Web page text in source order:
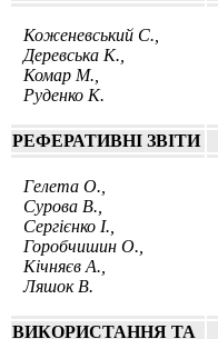
Коженевський С.,
Деревська К.,
Комар М.,
Руденко К.
РЕФЕРАТИВНI ЗВIТИ
Гелета О.,
Сурова В.,
Сергієнко І.,
Горобчишин О.,
Кiчняєв А.,
Ляшок В.
ВИКОРИСТАННЯ ТА